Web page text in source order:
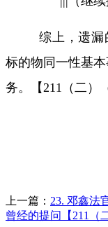
综上，遗漏
标的物同一性基
务。【 211 （二）
上一篇： 23. 邓鑫法
曾经的提问【211（